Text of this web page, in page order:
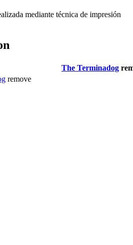
mediante técnica de impresión
The Terminadog
remove